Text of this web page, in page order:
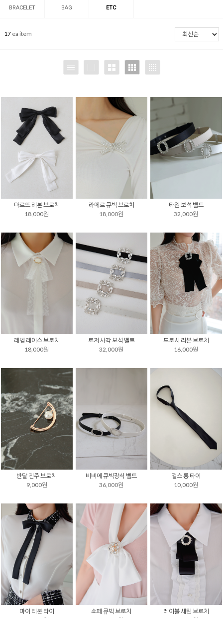
BRACELET BAG ETC
17 ea item
마르뜨 리본 브로치
18,000원
라에르 큐빅 브로치
18,000원
타원 보석 벨트
32,000원
레벨 레이스 브로치
18,000원
로저 사각 보석 벨트
32,000원
도로시 리본 브로치
16,000원
반달 진주 브로치
9,000원
비비에 큐빅장식 벨트
36,000원
걸스 롱 타이
10,000원
마이 리본 타이
쇼페 큐빅 브로치
레이블 새틴 브로치